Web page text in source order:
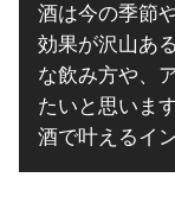
酒は今の季節
効果が沢山あ
な飲み方や、
たいと思いま
酒で叶えるイ